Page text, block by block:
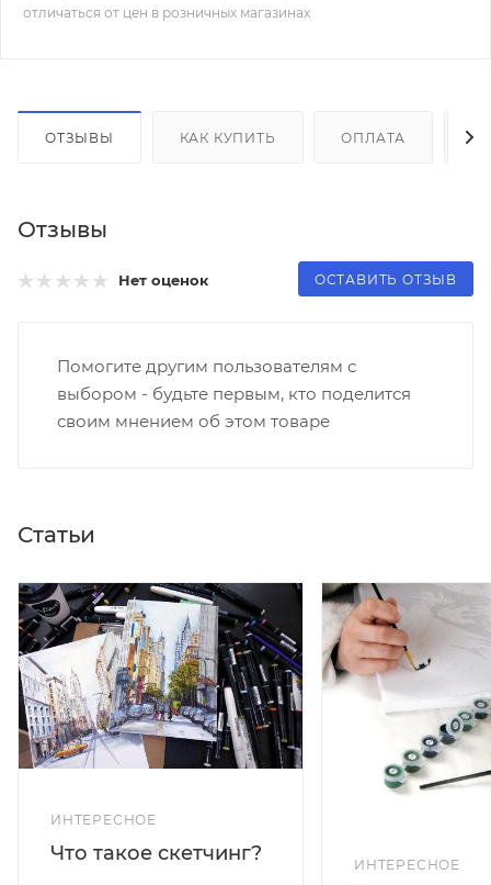
отличаться от цен в розничных магазинах
ОТЗЫВЫ КАК КУПИТЬ ОПЛАТА
Отзывы
Нет оценок ОСТАВИТЬ ОТЗЫВ
Помогите другим пользователям с
выбором - будьте первым, кто поделится
своим мнением об этом товаре
Статьи
ИНТЕРЕСНОЕ
Что такое скетчинг?
ИНТЕРЕСНОЕ